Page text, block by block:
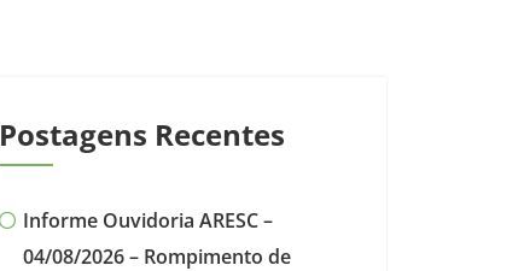
Postagens Recentes
Informe Ouvidoria ARESC –
04/08/2026 – Rompimento de